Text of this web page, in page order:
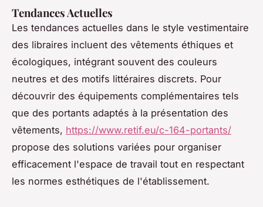
Tendances Actuelles
Les tendances actuelles dans le style vestimentaire
des libraires incluent des vêtements éthiques et
écologiques, intégrant souvent des couleurs
neutres et des motifs littéraires discrets. Pour
découvrir des équipements complémentaires tels
que des portants adaptés à la présentation des
vêtements, https://www.retif.eu/c-164-portants/
propose des solutions variées pour organiser
efficacement l'espace de travail tout en respectant
les normes esthétiques de l'établissement.